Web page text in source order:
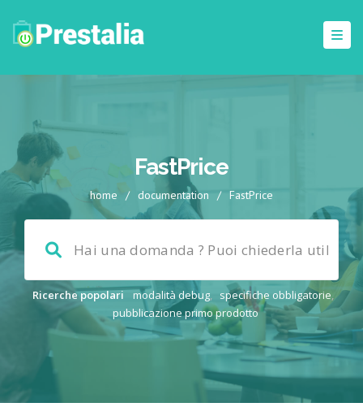
FastPrice
home / documentation / FastPrice
Ricerche popolari modalità debug, specifiche obbligatorie,
pubblicazione primo prodotto